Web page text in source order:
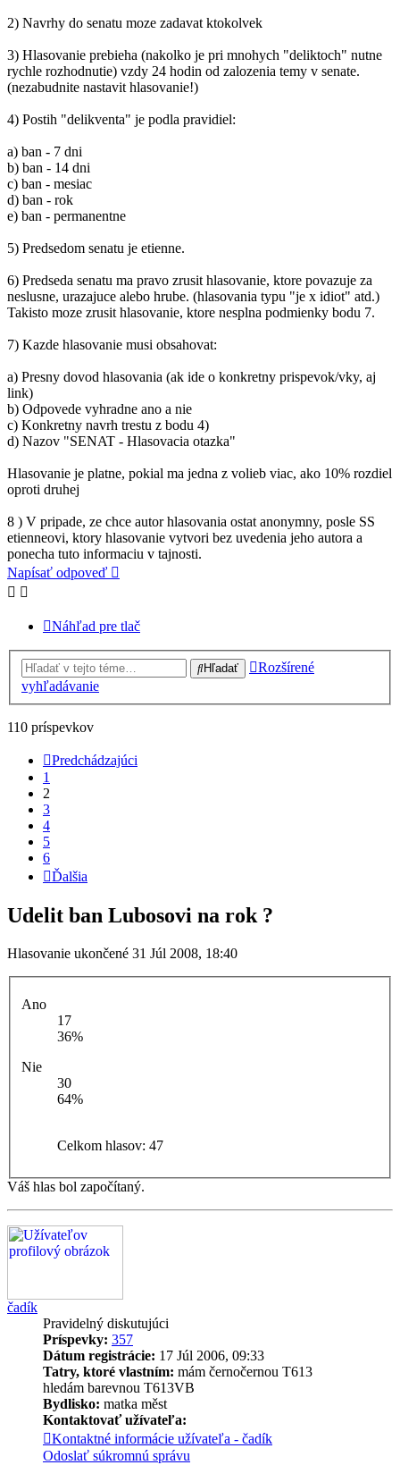
2) Navrhy do senatu moze zadavat ktokolvek
3) Hlasovanie prebieha (nakolko je pri mnohych "deliktoch" nutne
rychle rozhodnutie) vzdy 24 hodin od zalozenia temy v senate.
(nezabudnite nastavit hlasovanie!)
4) Postih "delikventa" je podla pravidiel:
a) ban - 7 dni
b) ban - 14 dni
c) ban - mesiac
d) ban - rok
e) ban - permanentne
5) Predsedom senatu je etienne.
6) Predseda senatu ma pravo zrusit hlasovanie, ktore povazuje za
neslusne, urazajuce alebo hrube. (hlasovania typu "je x idiot" atd.)
Takisto moze zrusit hlasovanie, ktore nesplna podmienky bodu 7.
7) Kazde hlasovanie musi obsahovat:
a) Presny dovod hlasovania (ak ide o konkretny prispevok/vky, aj
link)
b) Odpovede vyhradne ano a nie
c) Konkretny navrh trestu z bodu 4)
d) Nazov "SENAT - Hlasovacia otazka"
Hlasovanie je platne, pokial ma jedna z volieb viac, ako 10% rozdiel
oproti druhej
8 ) V pripade, ze chce autor hlasovania ostat anonymny, posle SS
etienneovi, ktory hlasovanie vytvori bez uvedenia jeho autora a
ponecha tuto informaciu v tajnosti.
Napísať odpoveď
Náhľad pre tlač
Hľadať
Rozšírené
vyhľadávanie
110 príspevkov
Predchádzajúci
1
2
3
4
5
6
Ďalšia
Udelit ban Lubosovi na rok ?
Hlasovanie ukončené 31 Júl 2008, 18:40
Ano
17
36%
Nie
30
64%
Celkom hlasov: 47
Váš hlas bol započítaný.
čadík
Pravidelný diskutujúci
Príspevky: 357
Dátum registrácie: 17 Júl 2006, 09:33
Tatry, ktoré vlastním: mám černočernou T613
hledám barevnou T613VB
Bydlisko: matka měst
Kontaktovať užívateľa:
Kontaktné informácie užívateľa - čadík
Odoslať súkromnú správu